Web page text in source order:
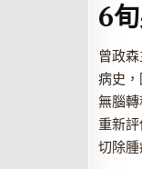
6
曾政
病史
無腦
重新
切除